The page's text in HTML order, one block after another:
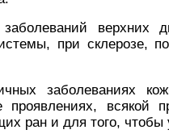
верхних
при склерозе,
заболеваниях
проявлениях, всякой
ран и для того, чтобы